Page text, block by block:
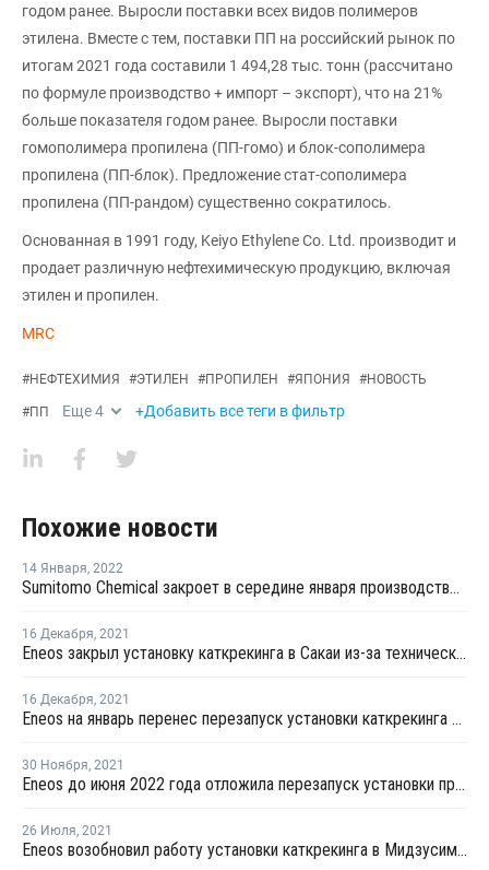
годом ранее. Выросли поставки всех видов полимеров
этилена. Вместе с тем, поставки ПП на российский рынок по
итогам 2021 года составили 1 494,28 тыс. тонн (рассчитано
по формуле производство + импорт – экспорт), что на 21%
больше показателя годом ранее. Выросли поставки
гомополимера пропилена (ПП-гомо) и блок-сополимера
пропилена (ПП-блок). Предложение стат-сополимера
пропилена (ПП-рандом) существенно сократилось.
Основанная в 1991 году, Keiyo Ethylene Co. Ltd. производит и
продает различную нефтехимическую продукцию, включая
этилен и пропилен.
MRC
#НЕФТЕХИМИЯ #ЭТИЛЕН #ПРОПИЛЕН #ЯПОНИЯ #НОВОСТЬ
#ПП Еще4 +Добавить все теги в фильтр
Похожие новости
14 Января, 2022
Sumitomo Chemical закроет в середине января производство окиси пропилена в Тибе
16 Декабря, 2021
Eneos закрыл установку каткрекинга в Сакаи из-за технических проблем
16 Декабря, 2021
Eneos на январь перенес перезапуск установки каткрекинга в Касиме
30 Ноября, 2021
Eneos до июня 2022 года отложила перезапуск установки пропилена в Кавасаки
26 Июля, 2021
Eneos возобновил работу установки каткрекинга в Мидзусиме после внепланового ремонта